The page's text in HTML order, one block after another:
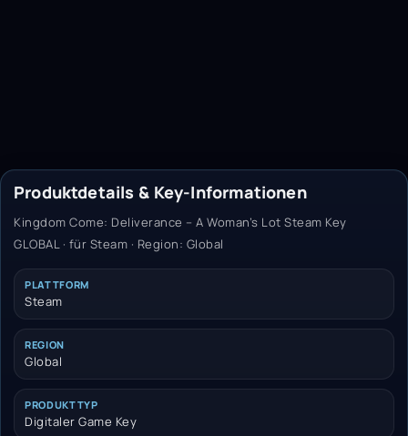
Produktdetails & Key-Informationen
Kingdom Come: Deliverance – A Woman’s Lot Steam Key
GLOBAL · für Steam · Region: Global
PLATTFORM
Steam
REGION
Global
PRODUKTTYP
Digitaler Game Key